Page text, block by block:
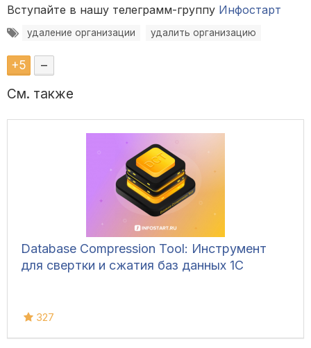
Вступайте в нашу телеграмм-группу Инфостарт
удаление организации удалить организацию
+5 –
См. также
Database Compression Tool: Инструмент
для свертки и сжатия баз данных 1С
327